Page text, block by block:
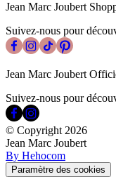
Jean Marc Joubert
Suivez-nous pour
Jean Marc Joubert
Suivez-nous pour
© Copyright 2026
Jean Marc Joubert
By Hehocom
Paramètre des cookies